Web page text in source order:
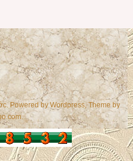
Powered byWordpress , Theme by
.